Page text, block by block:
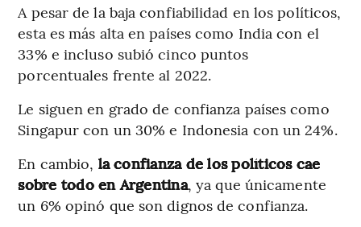
A pesar de la baja confiabilidad en los políticos,
esta es más alta en países como India con el
33% e incluso subió cinco puntos
porcentuales frente al 2022.
Le siguen en grado de confianza países como
Singapur con un 30% e Indonesia con un 24%.
En cambio, la confianza de los políticos cae
sobre todo en Argentina, ya que únicamente
un 6% opinó que son dignos de confianza.